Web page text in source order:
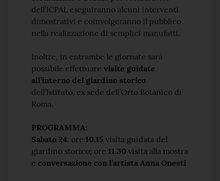
dell’ICPAL eseguiranno alcuni interventi
dimostrativi e coinvolgeranno il pubblico
nella realizzazione di semplici manufatti.
Inoltre, in entrambe le giornate sarà
possibile effettuare visite guidate
all’interno del giardino storico
dell’Istituto, ex sede dell’Orto Botanico di
Roma.
PROGRAMMA:
Sabato 24: ore 10.15 visita guidata del
giardino storico; ore 11.30 visita alla mostra
e conversazione con l’artista Anna Onesti